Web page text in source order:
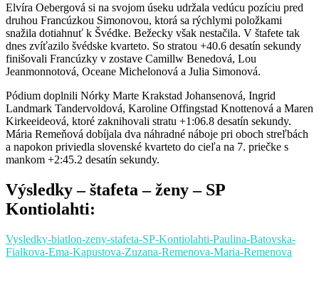
Elvíra Oebergová si na svojom úseku udržala vedúcu pozíciu pred
druhou Francúzkou Simonovou, ktorá sa rýchlymi položkami
snažila dotiahnuť k Švédke. Bežecky však nestačila. V štafete tak
dnes zvíťazilo švédske kvarteto. So stratou +40.6 desatín sekundy
finišovali Francúzky v zostave Camillw Benedová, Lou
Jeanmonnotová, Oceane Michelonová a Julia Simonová.
Pódium doplnili Nórky Marte Krakstad Johansenová, Ingrid
Landmark Tandervoldová, Karoline Offingstad Knottenová a Maren
Kirkeeideová, ktoré zaknihovali stratu +1:06.8 desatín sekundy.
Mária Remeňová dobíjala dva náhradné náboje pri oboch streľbách
a napokon priviedla slovenské kvarteto do cieľa na 7. priečke s
mankom +2:45.2 desatín sekundy.
Výsledky – štafeta – ženy – SP
Kontiolahti:
Vysledky-biatlon-zeny-stafeta-SP-Kontiolahti-Paulina-Batovska-
Fialkova-Ema-Kapustova-Zuzana-Remenova-Maria-Remenova